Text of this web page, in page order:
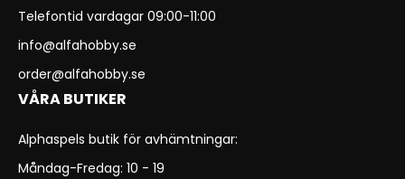
Telefontid vardagar 09:00-11:00
info@alfahobby.se
order@alfahobby.se
VÅRA BUTIKER
Alphaspels butik för avhämtningar:
Måndag-Fredag: 10 - 19